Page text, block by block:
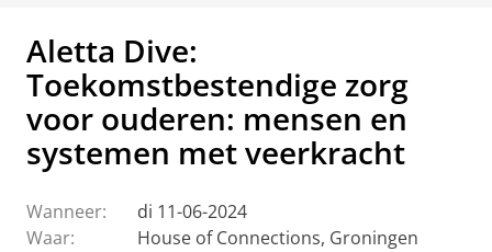
Aletta Dive:
Toekomstbestendige zorg
voor ouderen: mensen en
systemen met veerkracht
Wanneer:
di 11-06-2024
Waar:
House of Connections, Groningen